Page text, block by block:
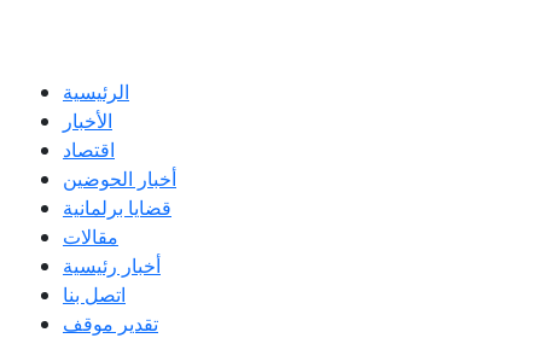
الرئيسية
الأخبار
اقتصاد
أخبار الحوضين
قضايا برلمانية
مقالات
أخبار رئيسية
اتصل بنا
تقدير موقف